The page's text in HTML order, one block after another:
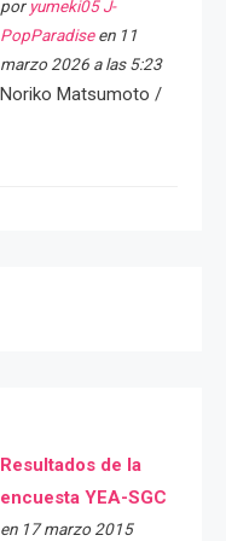
por yumeki05 J-
PopParadiseen 11
marzo 2026 a las 5:23
Noriko Matsumoto /
Resultados de la
encuesta YEA-SGC
en 17 marzo 2015